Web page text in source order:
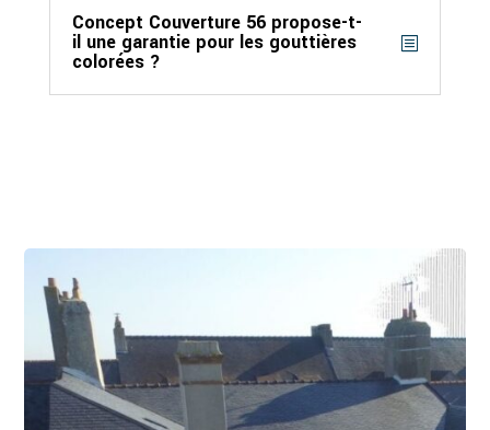
Concept Couverture 56 propose-t-
il une garantie pour les gouttières
colorées ?